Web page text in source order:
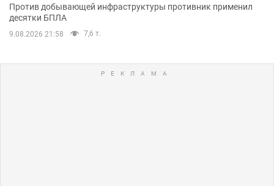
Против добывающей инфраструктуры противник применил
десятки БПЛА
9.08.2026 21:58 7,6 т.